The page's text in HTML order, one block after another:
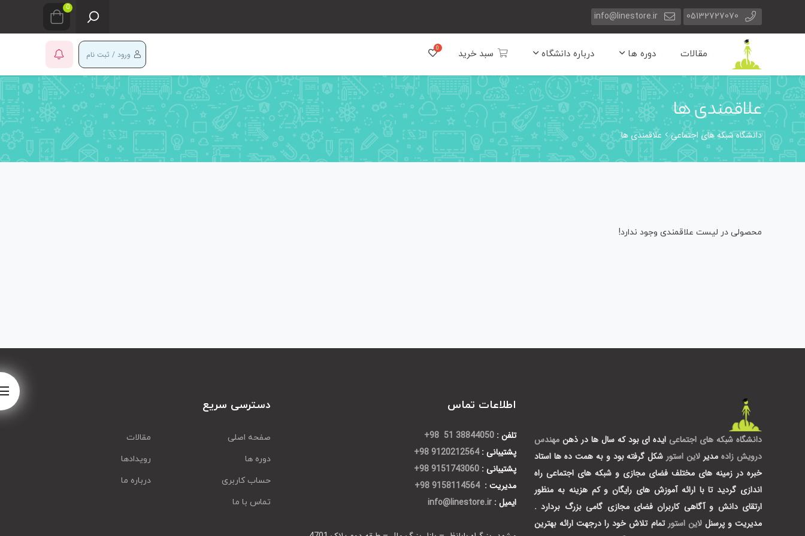
05132727070
info@linestore.ir
0
مقالات دوره ها درباره دانشگاه سبد خرید ورود / ثبت نام
علاقمندی ها
دانشگاه شبکه های اجتماعی علاقمندی ها
محصولی در لیست علاقمندی وجود ندارد!
دانشگاه شبکه های اجتماعی ایده ای بود که سال ها در ذهن مهندس
درویش زاده مدیر لاین استور شکل گرفته بود و به همت ده ها استاد
خبره در زمینه های مختلف فضای مجازی و شبکه های اجتماعی راه
اندازی گردید تا با ارائه آموزش های رایگان و کم هزینه به منظور
ارتقای دانش و آگاهی کاربران فضای مجازی گامی بزرگ بردارد .
مدیریت و پرسنللاین استور تمام تلاش خود را درجهت ارائه بهترین
اطلاعات تماس
تلفن : 38844050 51 98+
پشتیبانی : 9120212564 98+
پشتیبانی : 9151743060 98+
مدیریت : 9158114564 98+
ایمیل : info@linestore.ir
دسترسی سریع
صفحه اصلی
مقالات
دوره ها
رویدادها
حساب کاربری
درباره ما
تماس با ما